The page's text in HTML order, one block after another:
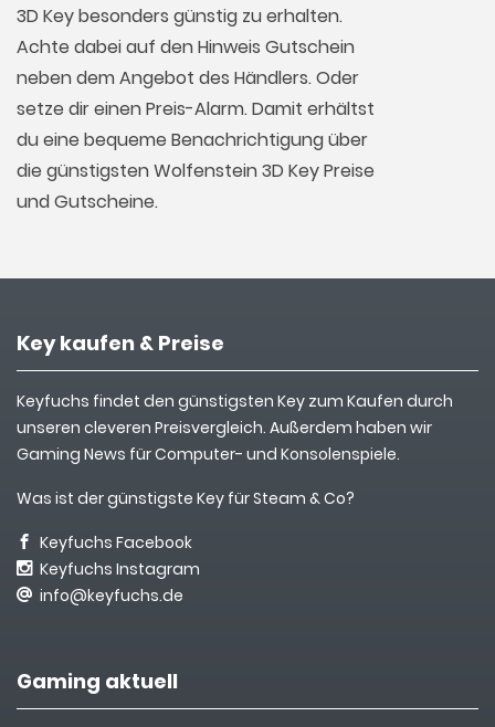
3D Key besonders günstig zu erhalten.
Achte dabei auf den Hinweis Gutschein
neben dem Angebot des Händlers. Oder
setze dir einen Preis-Alarm. Damit erhältst
du eine bequeme Benachrichtigung über
die günstigsten Wolfenstein 3D Key Preise
und Gutscheine.
Key kaufen & Preise
Keyfuchs findet den günstigsten Key zum Kaufen durch
unseren cleveren Preisvergleich. Außerdem haben wir
Gaming News für Computer- und Konsolenspiele.
Was ist der günstigste Key für Steam & Co?
Keyfuchs Facebook
Keyfuchs Instagram
info@keyfuchs.de
Gaming aktuell